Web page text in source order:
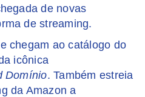
de novas
de streaming.
chegam ao catálogo do
icônica
Domínio. Também estreia
da Amazon a